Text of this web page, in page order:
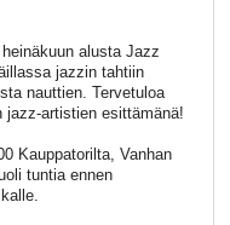
alusta Jazz
jazzin tahtiin
nauttien. Tervetuloa
artistien esittämänä!
Kauppatorilta, Vanhan
tuntia ennen